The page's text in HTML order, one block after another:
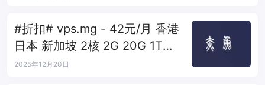
#折扣# vps.mg - 42元/月 香港
日本 新加坡 2核 2G 20G 1T
100M
2025年12月20日